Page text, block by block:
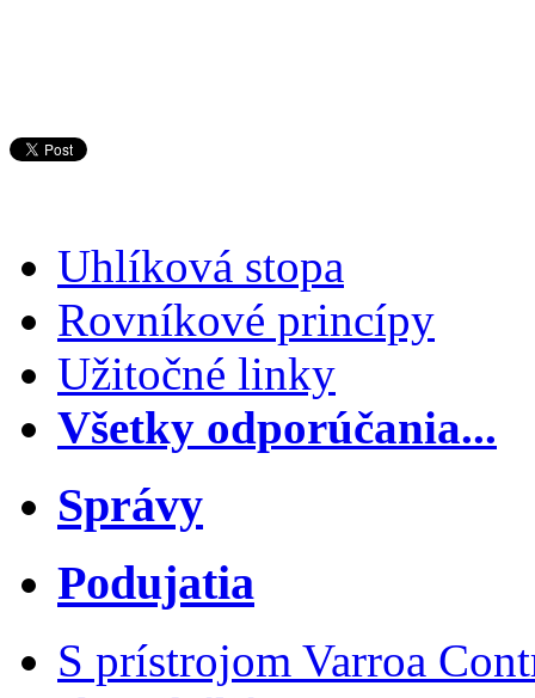
Uhlíková stopa
Rovníkové princípy
Užitočné linky
Všetky odporúčania...
Správy
Podujatia
S prístrojom Varroa